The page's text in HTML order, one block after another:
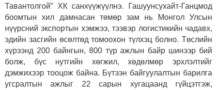
Тавантолгой” ХК санхүүжүүлнэ. Гашуунсухайт-Ганцмод
боомтын хил дамнасан төмөр зам нь Монгол Улсын
нүүрсний экспортын хэмжээ, тээвэр логистикийн чадавх,
эдийн засгийн өсөлтөд томоохон түлхэц болно. Төслийн
хүрээнд 200 байнгын, 800 түр ажлын байр шинээр бий
болж, бүс нутгийн хөгжил, хөдөлмөр эрхлэлтийг
дэмжихээр тооцож байна. Бүтээн байгуулалтын барилга
угсралтын ажлыг 22 сарын хугацаанд гүйцэтгэж,